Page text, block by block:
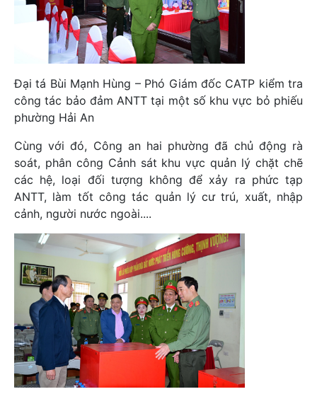
Đại tá Bùi Mạnh Hùng – Phó Giám đốc CATP kiểm tra
công tác bảo đảm ANTT tại một số khu vực bỏ phiếu
phường Hải An
Cùng với đó, Công an hai phường đã chủ động rà
soát, phân công Cảnh sát khu vực quản lý chặt chẽ
các hệ, loại đối tượng không để xảy ra phức tạp
ANTT, làm tốt công tác quản lý cư trú, xuất, nhập
cảnh, người nước ngoài....